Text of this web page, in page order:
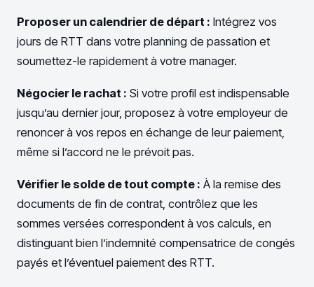
Proposer un calendrier de départ : Intégrez vos
jours de RTT dans votre planning de passation et
soumettez-le rapidement à votre manager.
Négocier le rachat : Si votre profil est indispensable
jusqu’au dernier jour, proposez à votre employeur de
renoncer à vos repos en échange de leur paiement,
même si l’accord ne le prévoit pas.
Vérifier le solde de tout compte : À la remise des
documents de fin de contrat, contrôlez que les
sommes versées correspondent à vos calculs, en
distinguant bien l’indemnité compensatrice de congés
payés et l’éventuel paiement des RTT.